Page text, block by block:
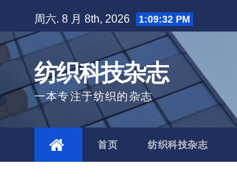
to
content
周六. 8 月 8th, 2026 1:09:33 PM
纺织科技杂志
一本专注于纺织的杂志
首页 纺织科技杂志